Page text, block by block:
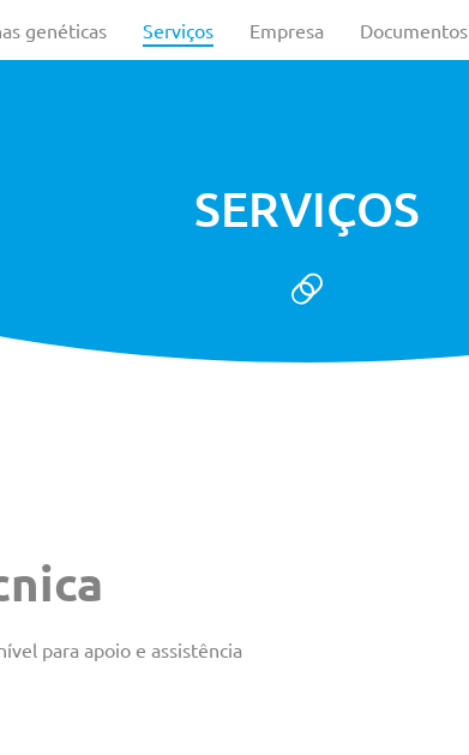
genéticas Serviços Empresa Documentos
SERVIÇOS
para apoio e assistência